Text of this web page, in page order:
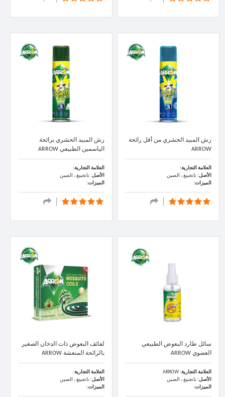
رش المبيد الحشري من أقل رائحة
ARROW
العلامة التجارية:
الأصل: نانجينغ ، الصين
الميزات:
رش المبيد الحشري برائحة
الياسمين الطبيعي ARROW
العلامة التجارية:
الأصل: نانجينغ ، الصين
الميزات:
سائل طارد البعوض الطبيعي
العضوي ARROW
العلامة التجارية:ARROW
الأصل: نانجينغ ، الصين
الميزات:
لفائف البعوض ذات الدخان الصغير
بالرائحة المنعشة ARROW
العلامة التجارية:
الأصل: نانجينغ ، الصين
الميزات: